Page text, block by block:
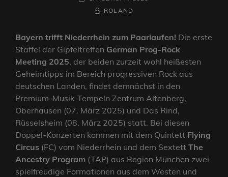
BY
BYLINEROLAND
Bayern trifft Niederrhein zum Paarlaufen! Die erste
Staffel der Gipfeltreffen German Prog-Rock
Meeting 2025, der beiden zurzeit wohl heißesten
Geheimtipps im Bereich progressiven Rock aus
deutschen Landen, findet demnächst in den
Premium-Musik-Tempeln Zentrum Altenberg,
Oberhausen (07. März 2025) und Das Rind,
Rüsselsheim (08. März 2025) statt. Bei diesen
Doppel-Konzerten kommen mit dem Quintett Flying
Circus (FC) vom Niederrhein und dem Sextett The
Ancestry Program (TAP) aus Region München zwei
spielfreudige Formationen aus dem Westen und